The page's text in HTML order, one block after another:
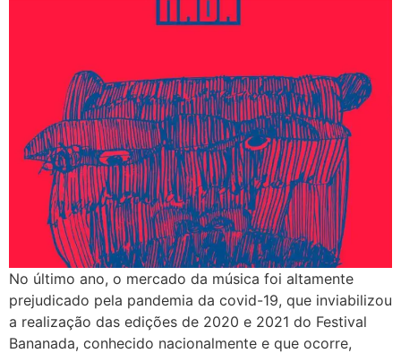
No último ano, o mercado da música foi altamente
prejudicado pela pandemia da covid-19, que inviabilizou
a realização das edições de 2020 e 2021 do Festival
Bananada, conhecido nacionalmente e que ocorre,